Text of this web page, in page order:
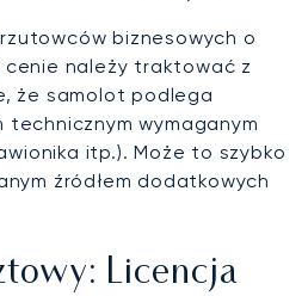
biznesowych o
należy traktować z
że samolot podlega
technicznym wymaganym
itp.). Może to szybko
źródłem dodatkowych
Licencja